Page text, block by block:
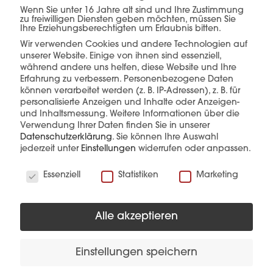
einer Hand.
mehr erfahren
Diese Produkte könnten Sie auch
Wenn Sie unter 16 Jahre alt sind und Ihre Zustimmung
zu freiwilligen Diensten geben möchten, müssen Sie
Ihre Erziehungsberechtigten um Erlaubnis bitten.
Wir verwenden Cookies und andere Technologien auf
unserer Website. Einige von ihnen sind essenziell,
während andere uns helfen, diese Website und Ihre
Erfahrung zu verbessern. Personenbezogene Daten
können verarbeitet werden (z. B. IP-Adressen), z. B. für
personalisierte Anzeigen und Inhalte oder Anzeigen-
und Inhaltsmessung. Weitere Informationen über die
Verwendung Ihrer Daten finden Sie in unserer
Datenschutzerklärung. Sie können Ihre Auswahl
jederzeit unter Einstellungen widerrufen oder anpassen.
Essenziell
Statistiken Marketing
Alle akzeptieren
Einstellungen speichern